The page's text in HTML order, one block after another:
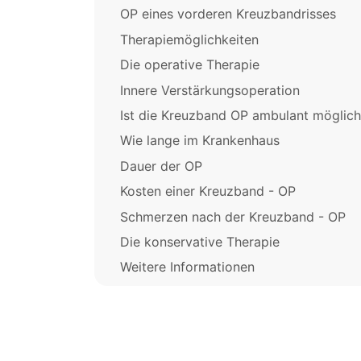
OP eines vorderen Kreuzbandrisses
Therapiemöglichkeiten
Die operative Therapie
Innere Verstärkungsoperation
Ist die Kreuzband OP ambulant
Wie lange im Krankenhaus
Dauer der OP
Kosten einer Kreuzband - OP
Schmerzen nach der Kreuzband - OP
Die konservative Therapie
Weitere Informationen